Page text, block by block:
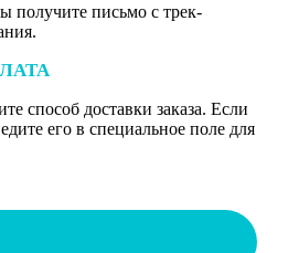
получите письмо с трек-
способ доставки заказа. Если
его в специальное поле для